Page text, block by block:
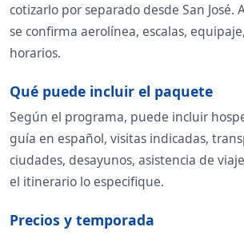
cotizarlo por separado desde San José.
se confirma aerolínea, escalas,
horarios.
Qué puede incluir el paquete
Según el programa, puede incluir
guía en español, visitas indicadas,
ciudades, desayunos, asistencia de
el itinerario lo especifique.
Precios y temporada